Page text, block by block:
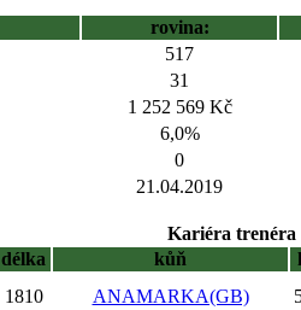
rovina:
517
31
1 252 569 Kč
6,0%
0
21.04.2019
Kariéra trenéra
délka kůň
1810 ANAMARKA(GB)